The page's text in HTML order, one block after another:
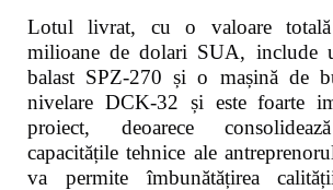
Lotul livrat, cu o valoare
milioane de dolari SUA, include
balast SPZ-270 și o mașină de
nivelare DCK-32 și este foarte
proiect, deoarece
capacitățile tehnice ale
va permite îmbunătățirea